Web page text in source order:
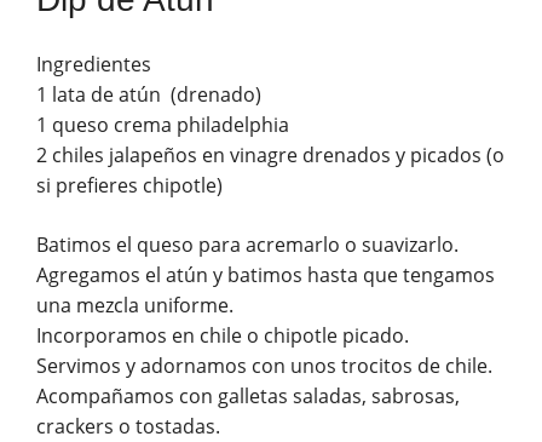
Ingredientes
1 lata de atún (drenado)
1 queso crema philadelphia
2 chiles jalapeños en vinagre drenados y picados (o
si prefieres chipotle)
Batimos el queso para acremarlo o suavizarlo.
Agregamos el atún y batimos hasta que tengamos
una mezcla uniforme.
Incorporamos en chile o chipotle picado.
Servimos y adornamos con unos trocitos de chile.
Acompañamos con galletas saladas, sabrosas,
crackers o tostadas.